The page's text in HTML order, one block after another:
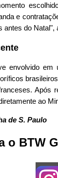
e
do
envolvido
Após
ao
de S. Paulo
o BTW